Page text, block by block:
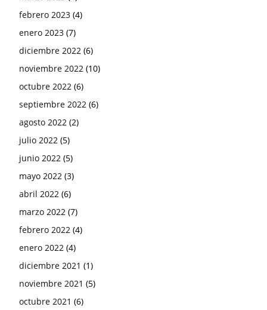
febrero 2023 (4)
enero 2023 (7)
diciembre 2022 (6)
noviembre 2022 (10)
octubre 2022 (6)
septiembre 2022 (6)
agosto 2022 (2)
julio 2022 (5)
junio 2022 (5)
mayo 2022 (3)
abril 2022 (6)
marzo 2022 (7)
febrero 2022 (4)
enero 2022 (4)
diciembre 2021 (1)
noviembre 2021 (5)
octubre 2021 (6)